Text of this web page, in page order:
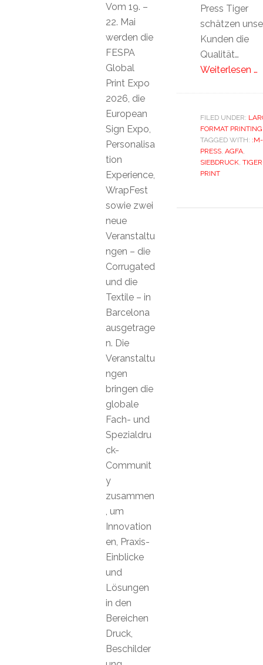
Press Tiger
schätzen
Kunden die
Qualität…
Weiterlesen …
FILED UNDER:
FORMAT PRINTING
TAGGED WITH: :M-
PRESS, AGFA,
SIEBDRUCK,
PRINT
Vom 19. –
22. Mai
werden die
FESPA
Global
Print Expo
2026, die
European
Sign Expo,
Personalisa
tion
Experience,
WrapFest
sowie zwei
neue
Veranstaltu
ngen – die
Corrugated
und die
Textile – in
Barcelona
ausgetrage
n. Die
Veranstaltu
ngen
bringen die
globale
Fach- und
Spezialdru
ck-
Communit
y
zusammen
, um
Innovation
en, Praxis-
Einblicke
und
Lösungen
in den
Bereichen
Druck,
Beschilder